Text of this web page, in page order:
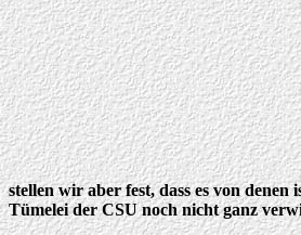
stellen wir aber fest, dass es von
Tümelei der CSU noch nicht ganz